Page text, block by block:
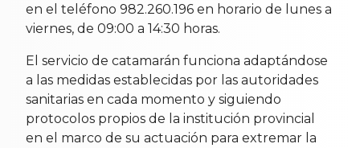
en el teléfono 982.260.196 en horario de lunes a
viernes, de 09:00 a 14:30 horas.
El servicio de catamarán funciona adaptándose
a las medidas establecidas por las autoridades
sanitarias en cada momento y siguiendo
protocolos propios de la institución provincial
en el marco de su actuación para extremar la